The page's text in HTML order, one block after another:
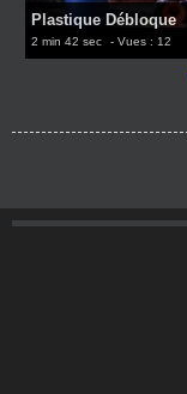
Plastique Débloque
2 min 42 sec - Vues : 12